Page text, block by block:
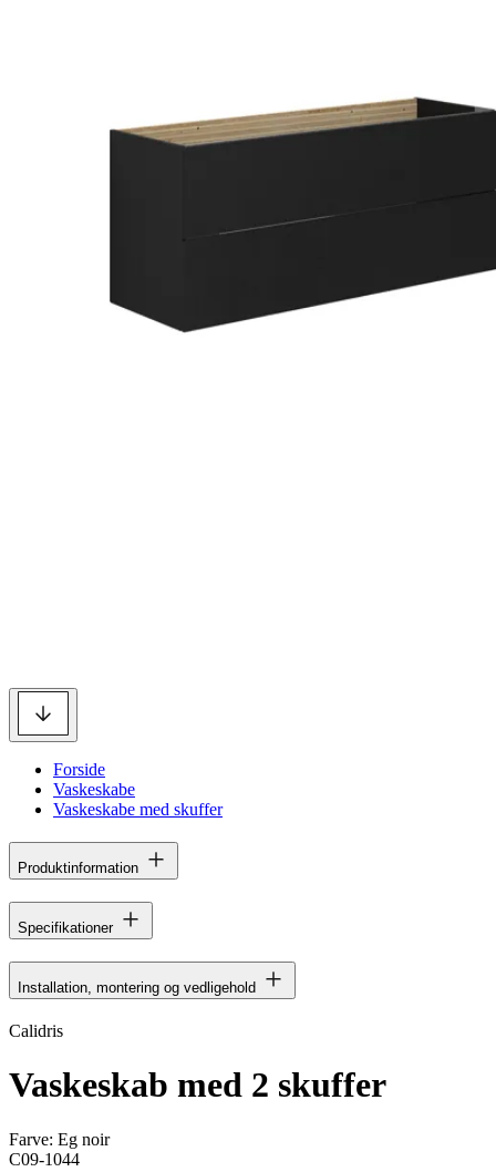
Forside
Vaskeskabe
Vaskeskabe med skuffer
Produktinformation
Specifikationer
Installation, montering og vedligehold
Calidris
Vaskeskab med 2 skuffer
Farve: Eg noir
C09-1044